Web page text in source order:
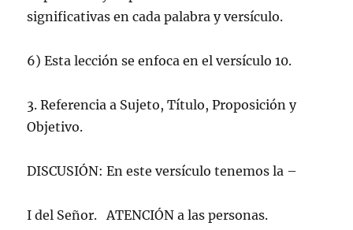
significativas en cada palabra y versículo.
6) Esta lección se enfoca en el versículo 10.
3. Referencia a Sujeto, Título, Proposición y
Objetivo.
DISCUSIÓN: En este versículo tenemos la –
I del Señor. ATENCIÓN a las personas.